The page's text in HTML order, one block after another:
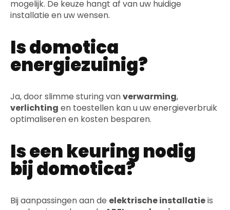
mogelijk. De keuze hangt af van uw huidige
installatie en uw wensen.
Is domotica
energiezuinig?
Ja, door slimme sturing vanverwarming,
verlichting en toestellen kan u uw energieverbruik
optimaliseren en kosten besparen.
Is een keuring nodig
bij domotica?
Bij aanpassingen aan de elektrische installatieis